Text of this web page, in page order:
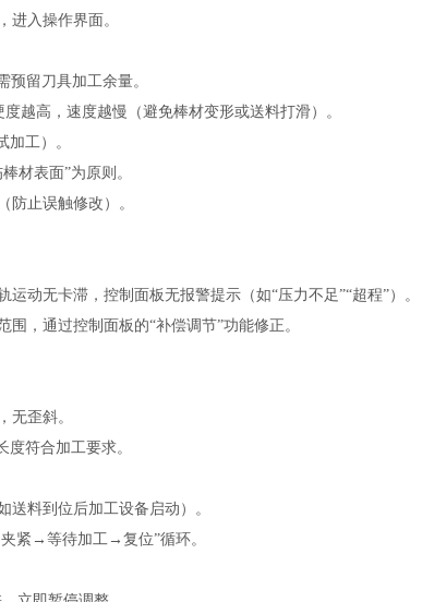
进入操作界面。
预留刀具加工余量。
越高，速度越慢（避免棒材变形或送料打滑）。
加工）。
材表面”为原则。
防止误触修改）。
动无卡滞，控制面板无报警提示（如“压力不足”“超程”）。
围，通过控制面板的“补偿调节”功能修正。
无歪斜。
度符合加工要求。
送料到位后加工设备启动）。
紧→等待加工→复位”循环。